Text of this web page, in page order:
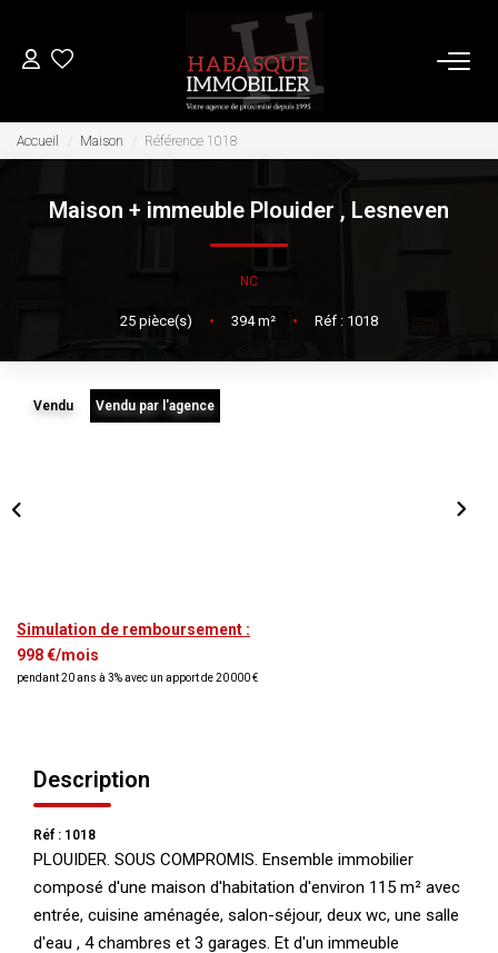
ACHETER
LOUER
VENDRE
Accueil Maison Référence 1018
Maison + immeuble Plouider , Lesneven
NC
25 pièce(s) • 394m² • Réf : 1018
Vendu Vendu par l'agence
Simulation de remboursement :
998 €/mois
pendant 20 ans à 3% avec un apport de 20 000 €
Description
Réf : 1018
PLOUIDER. SOUS COMPROMIS. Ensemble immobilier
composé d'une maison d'habitation d'environ 115 m² avec
entrée, cuisine aménagée, salon-séjour, deux wc, une salle
d'eau , 4 chambres et 3 garages. Et d'un immeuble